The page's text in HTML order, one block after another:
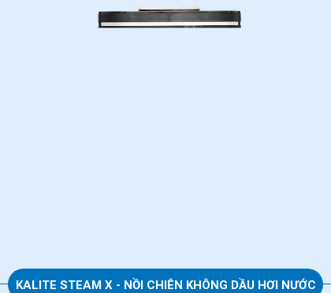
KALITE STEAM X - NỒI CHIÊN KHÔNG DẦU HƠI NƯỚC